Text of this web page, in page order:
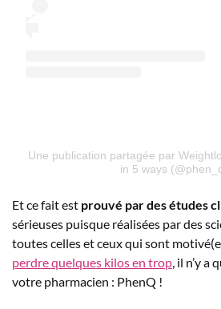
Une publication partagée par
in 5 ways
Et ce fait est prouvé par des études
sérieuses puisque réalisées par des
toutes celles et ceux qui sont
perdre quelques kilos en trop, il n’y a
votre pharmacien : PhenQ !